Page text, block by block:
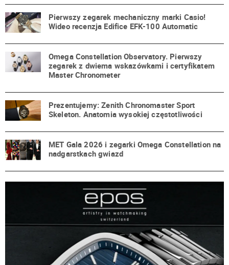
Pierwszy zegarek mechaniczny marki Casio!
Wideo recenzja Edifice EFK-100 Automatic
Omega Constellation Observatory. Pierwszy
zegarek z dwiema wskazówkami i certyfikatem
Master Chronometer
Prezentujemy: Zenith Chronomaster Sport
Skeleton. Anatomia wysokiej częstotliwości
MET Gala 2026 i zegarki Omega Constellation na
nadgarstkach gwiazd